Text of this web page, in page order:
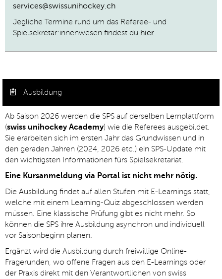
services@swissunihockey.ch
Jegliche Termine rund um das Referee- und
Spielsekretär:innenwesen findest du hier
Ausbildung
Ab Saison 2026 werden die SPS auf derselben Lernplattform
(swiss unihockey Academy) wie die Referees ausgebildet.
Sie erarbeiten sich im ersten Jahr das Grundwissen und in
den geraden Jahren (2024, 2026 etc.) ein SPS-Update mit
den wichtigsten Informationen fürs Spielsekretariat.
Eine Kursanmeldung via Portal ist nicht mehr nötig.
Die Ausbildung findet auf allen Stufen mit E-Learnings statt,
welche mit einem Learning-Quiz abgeschlossen werden
müssen. Eine klassische Prüfung gibt es nicht mehr. So
können die SPS ihre Ausbildung asynchron und individuell
vor Saisonbeginn planen.
Ergänzt wird die Ausbildung durch freiwillige Online-
Fragerunden, wo offene Fragen aus den E-Learnings oder
der Praxis direkt mit den Verantwortlichen von swiss